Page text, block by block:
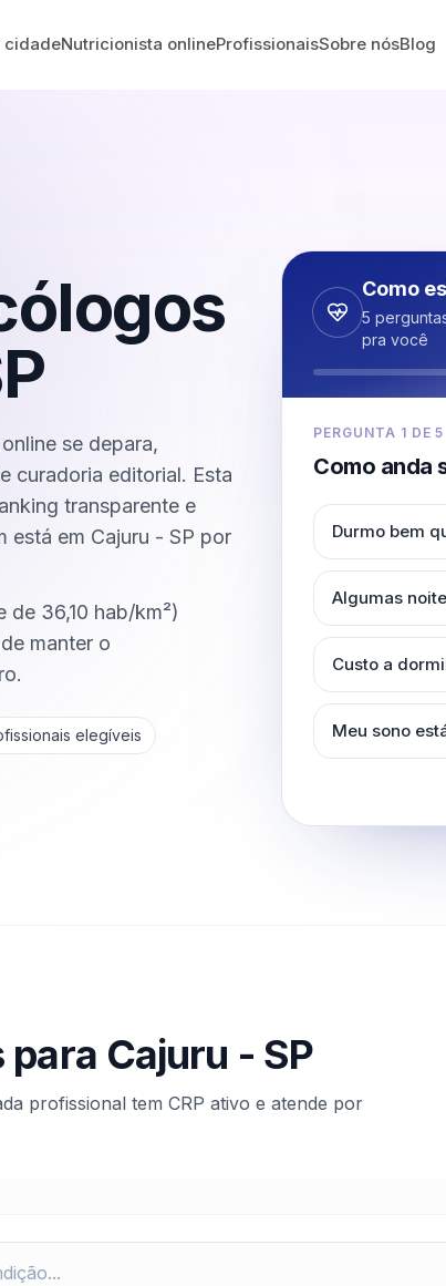
cidadeNutricionista onlineProfissionaisSobre nósBlog
se depara,
curadoria editorial. Esta
transparente e
está em Cajuru - SP por
de 36,10 hab/km²)
manter o
elegíveis
Como
5
pra você
PERGUNTA 1 DE5
Como anda
Durmo bem
Algumas
Custo a
Meu sono
para Cajuru - SP
profissional tem CRP ativo e atende por